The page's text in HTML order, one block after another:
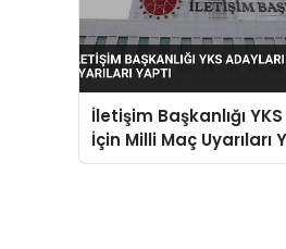
İletişim Başkanlığı
İçin Milli Maç Uyarıları